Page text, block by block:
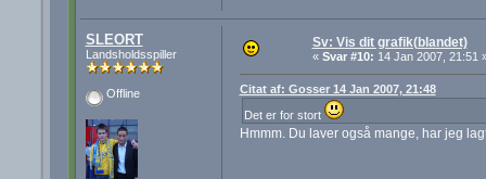
SLEORT
Landsholdsspiller
Offline
Sv: Vis dit grafik(blandet)
« Svar #10: 14 Jan 2007, 21:51
Citat af: Gosser 14 Jan 2007, 21:48
Det er for stort
Hmmm. Du laver også mange, har jeg